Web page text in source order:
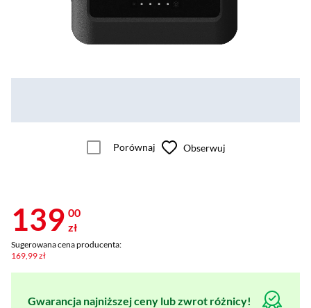
Porównaj Obserwuj
139 00
zł
Sugerowana cena producenta:
169,99 zł
Gwarancja najniższej ceny lub zwrot różnicy!